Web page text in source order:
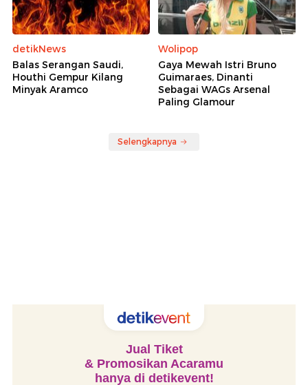
detikNews
Balas Serangan Saudi,
Houthi Gempur Kilang
Minyak Aramco
Wolipop
Gaya Mewah Istri Bruno
Guimaraes, Dinanti
Sebagai WAGs Arsenal
Paling Glamour
Selengkapnya